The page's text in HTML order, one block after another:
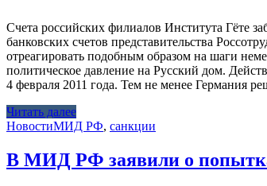
Счета российских филиалов Института Гёте
банковских счетов представительства
отреагировать подобным образом на шаги
политическое давление на Русский дом.
4 февраля 2011 года. Тем не менее Германия
Читать далее
НовостиМИД РФ, санкции
В МИД РФ заявили о